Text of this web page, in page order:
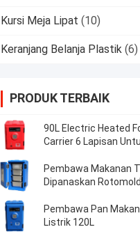
Kursi Meja Lipat (10)
Keranjang Belanja Plastik (6)
PRODUK TERBAIK
90L Electric Heated
Carrier 6 Lapisan
Pembawa Makanan
Dipanaskan
Pembawa Pan
Listrik 120L